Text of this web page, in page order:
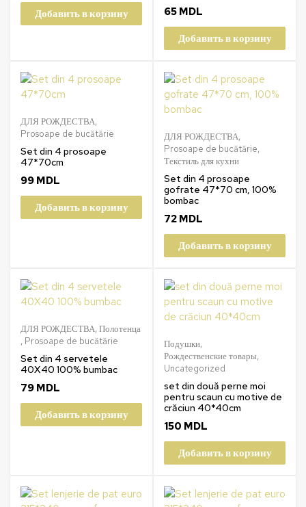
Добавить в корзину
65 MDL
Добавить в корзину
ДЛЯ РОЖДЕСТВА,
Prosoape de bucătărie
Set din 4 prosoape
47*70cm
99 MDL
Добавить в корзину
ДЛЯ РОЖДЕСТВА,
Prosoape de bucătărie,
Текстиль для кухни
Set din 4 prosoape
gofrate 47*70 cm, 100%
bombac
72 MDL
Добавить в корзину
ДЛЯ РОЖДЕСТВА, Полотенца
, Prosoape de bucătărie
Set din 4 servetele
40X40 100% bumbac
79 MDL
Добавить в корзину
Подушки,
Рождественские товары,
Uncategorized
set din două perne moi
pentru scaun cu motive de
crăciun 40*40cm
150 MDL
Добавить в корзину